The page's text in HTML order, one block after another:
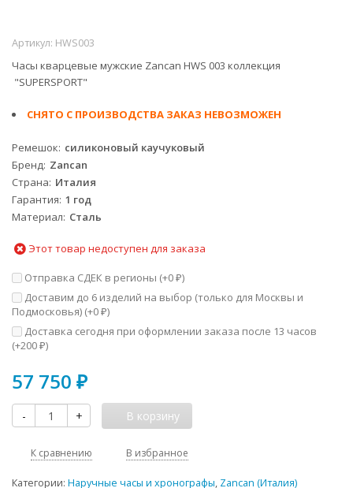
Артикул: HWS003
Часы кварцевые мужские Zancan HWS 003 коллекция
"SUPERSPORT"
СНЯТО С ПРОИЗВОДСТВА ЗАКАЗ НЕВОЗМОЖЕН
Ремешок силиконовый каучуковый
Бренд Zancan
Страна Италия
Гарантия 1 год
Материал Сталь
Этот товар недоступен для заказа
Отправка СДЕК в регионы (+0 ₽)
Доставим до 6 изделий на выбор (только для Москвы и
Подмосковья) (+0 ₽)
Доставка сегодня при оформлении заказа после 13 часов
(+200 ₽)
57 750 ₽
- + В корзину
К сравнению В избранное
Категории: Наручные часы и хронографы, Zancan (Италия)